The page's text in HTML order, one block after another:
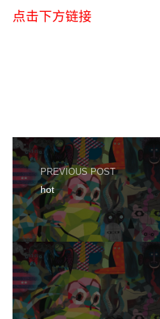
点击下方链接
PREVIOUS POST
hot